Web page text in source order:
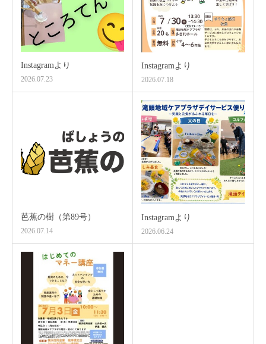
Instagramより
2026.07.23
Instagramより
2026.07.18
芭蕉の樹（第89号）
2026.07.14
Instagramより
2026.06.24